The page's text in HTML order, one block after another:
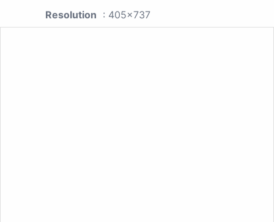
Resolution : 405x737